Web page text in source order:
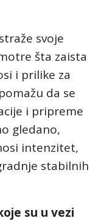
svoje
šta zaista
i prilike za
da se
i pripreme
gledano,
intenzitet,
stabilnih
su u vezi